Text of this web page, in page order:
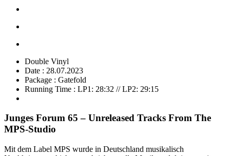
Double Vinyl
Date : 28.07.2023
Package : Gatefold
Running Time : LP1: 28:32 // LP2: 29:15
Junges Forum 65 – Unreleased Tracks From The
MPS-Studio
Mit dem Label MPS wurde in Deutschland musikalisch